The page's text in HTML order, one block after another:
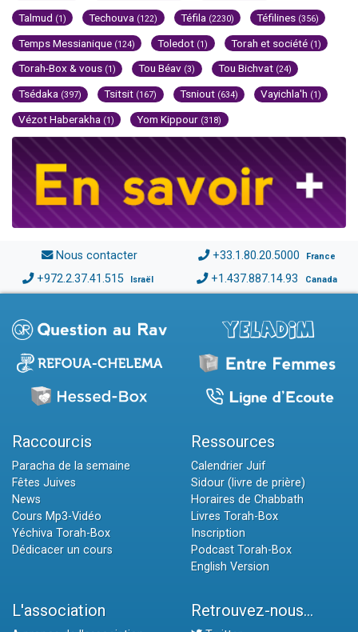
Talmud (1) Techouva (122) Téfila (2230) Téfilines (356)
Temps Messianique (124) Toledot (1) Torah et société (1)
Torah-Box & vous (1) Tou Béav (3) Tou Bichvat (24)
Tsédaka (397) Tsitsit (167) Tsniout (634) Vayichla'h (1)
Vézot Haberakha (1) Yom Kippour (318)
Nous contacter +33.1.80.20.5000 France
+972.2.37.41.515 Israël +1.437.887.14.93 Canada
Raccourcis
Paracha de la semaine
Fêtes Juives
News
Cours Mp3-Vidéo
Yéchiva Torah-Box
Dédicacer un cours
Ressources
Calendrier Juif
Sidour (livre de prière)
Horaires de Chabbath
Livres Torah-Box
Inscription
Podcast Torah-Box
English Version
L'association Retrouvez-nous...